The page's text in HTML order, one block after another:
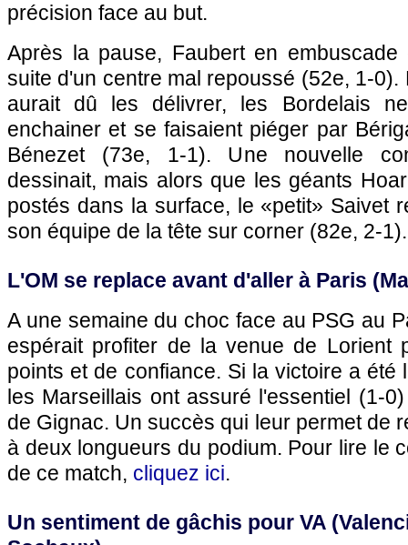
précision face au but.
Après la pause, Faubert en
suite d'un centre mal repoussé (52e, 1-
aurait dû les délivrer, les Bordelais
enchainer et se faisaient piéger par
Bénezet (73e, 1-1). Une nouvelle
dessinait, mais alors que les géants
postés dans la surface, le «petit» Saivet
son équipe de la tête sur corner (82e, 2-1).
L'OM se replace avant d'aller à Paris (
A une semaine du choc face au PSG au
espérait profiter de la venue de Lorient
points et de confiance. Si la victoire a été
les Marseillais ont assuré l'essentiel (1-
de Gignac. Un succès qui leur permet de
à deux longueurs du podium. Pour lire le
de ce match, cliquez ici.
Un sentiment de gâchis pour VA